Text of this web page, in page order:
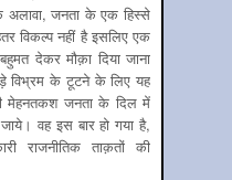
अलावा, जनता के एक हिस्से
विकल्प नहीं है इसलिए एक
देकर मौक़ा दिया जाना
विभ्रम के टूटने के लिए यह
मेहनतकश जनता के दिल में
वह इस बार हो गया है,
राजनीतिक ताक़तों की